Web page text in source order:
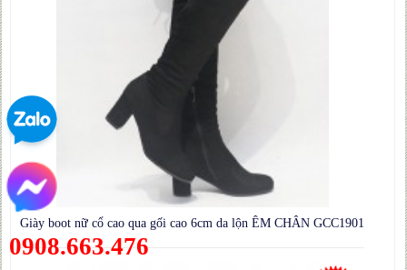
Giày boot nữ cổ cao qua gối cao 6cm da lộn ÊM CHÂN GCC1901
0908.663.476